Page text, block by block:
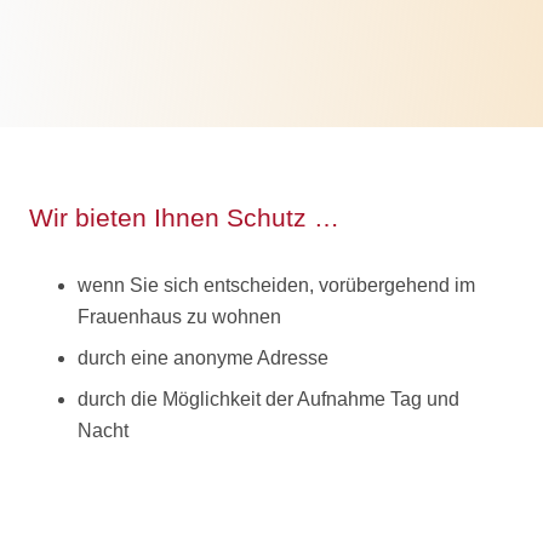
Wir bieten Ihnen Schutz …
wenn Sie sich entscheiden, vorübergehend im
Frauenhaus zu wohnen
durch eine anonyme Adresse
durch die Möglichkeit der Aufnahme Tag und
Nacht